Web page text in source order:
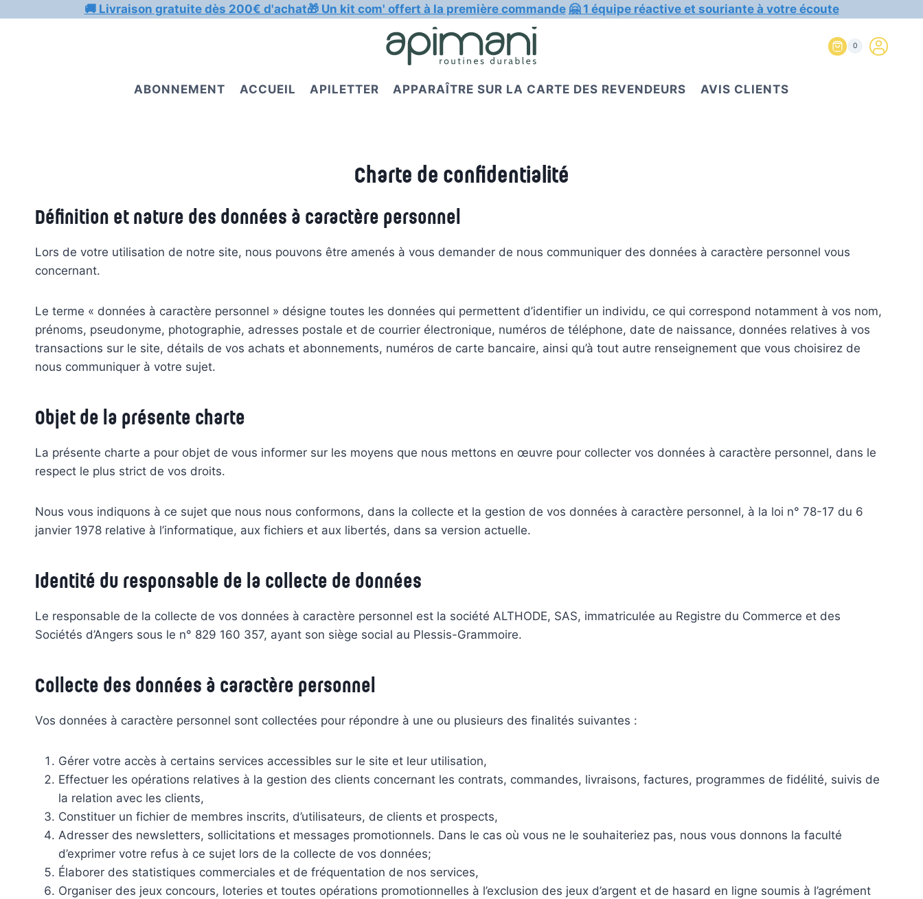
🚚 Livraison gratuite dès 200€ d'achat🎁 Un kit com' offert à la première commande 🤗 1 équipe réactive et souriante à votre écoute
0
ABONNEMENT ACCUEIL APILETTER APPARAÎTRE SUR LA CARTE DES REVENDEURS AVIS CLIENTS
Charte de confidentialité
Définition et nature des données à caractère personnel
Lors de votre utilisation de notre site, nous pouvons être amenés à vous demander de nous communiquer des données à caractère personnel vous
concernant.
Le terme « données à caractère personnel » désigne toutes les données qui permettent d’identifier un individu, ce qui correspond notamment à vos nom,
prénoms, pseudonyme, photographie, adresses postale et de courrier électronique, numéros de téléphone, date de naissance, données relatives à vos
transactions sur le site, détails de vos achats et abonnements, numéros de carte bancaire, ainsi qu’à tout autre renseignement que vous choisirez de
nous communiquer à votre sujet.
Objet de la présente charte
La présente charte a pour objet de vous informer sur les moyens que nous mettons en œuvre pour collecter vos données à caractère personnel, dans le
respect le plus strict de vos droits.
Nous vous indiquons à ce sujet que nous nous conformons, dans la collecte et la gestion de vos données à caractère personnel, à la loi n° 78-17 du 6
janvier 1978 relative à l’informatique, aux fichiers et aux libertés, dans sa version actuelle.
Identité du responsable de la collecte de données
Le responsable de la collecte de vos données à caractère personnel est la société ALTHODE, SAS, immatriculée au Registre du Commerce et des
Sociétés d’Angers sous le n° 829 160 357, ayant son siège social au Plessis-Grammoire.
Collecte des données à caractère personnel
Vos données à caractère personnel sont collectées pour répondre à une ou plusieurs des finalités suivantes :
Gérer votre accès à certains services accessibles sur le site et leur utilisation,
Effectuer les opérations relatives à la gestion des clients concernant les contrats, commandes, livraisons, factures, programmes de fidélité, suivis de
la relation avec les clients,
Constituer un fichier de membres inscrits, d’utilisateurs, de clients et prospects,
Adresser des newsletters, sollicitations et messages promotionnels. Dans le cas où vous ne le souhaiteriez pas, nous vous donnons la faculté
d’exprimer votre refus à ce sujet lors de la collecte de vos données;
Élaborer des statistiques commerciales et de fréquentation de nos services,
Organiser des jeux concours, loteries et toutes opérations promotionnelles à l’exclusion des jeux d’argent et de hasard en ligne soumis à l’agrément